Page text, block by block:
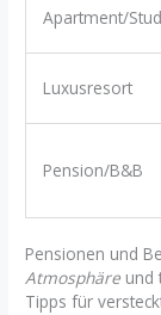
Apartment/
Luxusresort
Pension/B&B
Pensionen und
Atmosphäre und
Tipps für